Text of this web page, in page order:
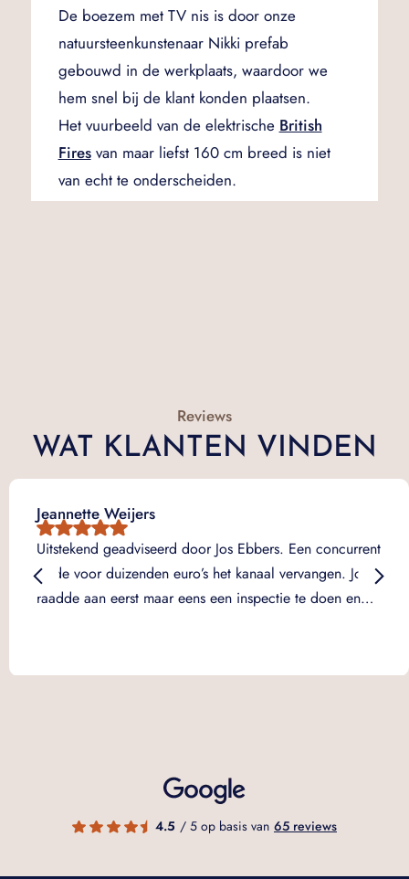
De boezem met TV nis is door onze
natuursteenkunstenaar Nikki prefab
gebouwd in de werkplaats, waardoor we
hem snel bij de klant konden plaatsen.
Het vuurbeeld van de elektrische British
Firesvan maar liefst 160 cm breed is niet
van echt te onderscheiden.
Reviews
WAT KLANTEN VINDEN
Jeannette Weijers
Uitstekend geadviseerd door Jos Ebbers. Een concurrent
wilde voor duizenden euro’s het kanaal vervangen. Jos
raadde aan eerst maar eens een inspectie te doen en…
4.5 / 5 op basis van 65 reviews